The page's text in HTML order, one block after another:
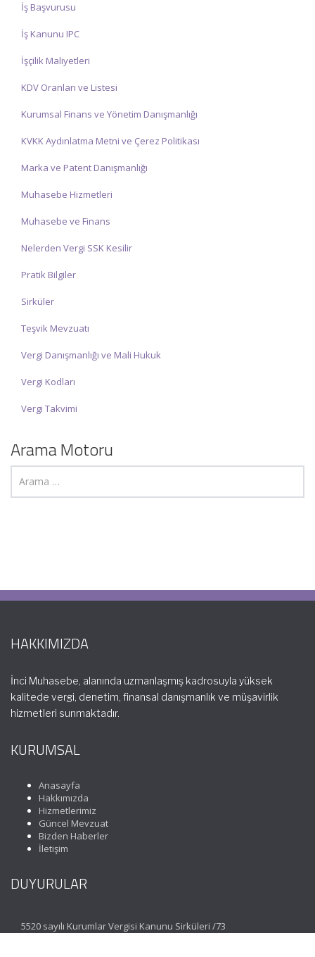
İş Başvurusu
İş Kanunu IPC
İşçilik Maliyetleri
KDV Oranları ve Listesi
Kurumsal Finans ve Yönetim Danışmanlığı
KVKK Aydınlatma Metni ve Çerez Politikası
Marka ve Patent Danışmanlığı
Muhasebe Hizmetleri
Muhasebe ve Finans
Nelerden Vergi SSK Kesilir
Pratik Bilgiler
Sirküler
Teşvik Mevzuatı
Vergi Danışmanlığı ve Mali Hukuk
Vergi Kodları
Vergi Takvimi
Arama Motoru
HAKKIMIZDA
İnci Muhasebe, alanında uzmanlaşmış kadrosuyla yüksek
kalitede vergi, denetim, finansal danışmanlık ve müşavirlik
hizmetleri sunmaktadır.
KURUMSAL
Anasayfa
Hakkımızda
Hizmetlerimiz
Güncel Mevzuat
Bizden Haberler
İletişim
DUYURULAR
5520 sayılı Kurumlar Vergisi Kanunu Sirküleri /73